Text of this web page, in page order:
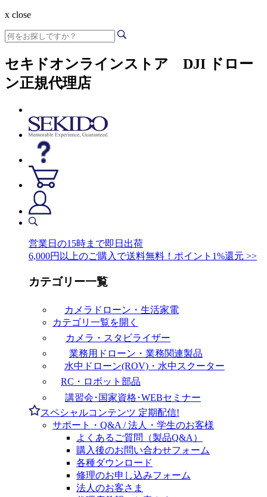
x close
セキドオンラインストア DJI ドロー
ン正規代理店
営業日の15時まで即日出荷
6,000円以上のご購入で送料無料！ポイント1%還元 >>
カテゴリー一覧
カメラドローン・生活家電
カテゴリ一覧を開く
カメラ・スタビライザー
業務用ドローン・業務関連製品
水中ドローン(ROV)・水中スクーター
RC・ロボット部品
講習会･国家資格･WEBセミナー
スペシャルコンテンツ 定期配信!
サポート・Q&A / 法人・学生のお客様
よくあるご質問（製品Q&A）
購入後のお問い合わせフォーム
各種ダウンロード
修理のお申し込みフォーム
法人のお客さま